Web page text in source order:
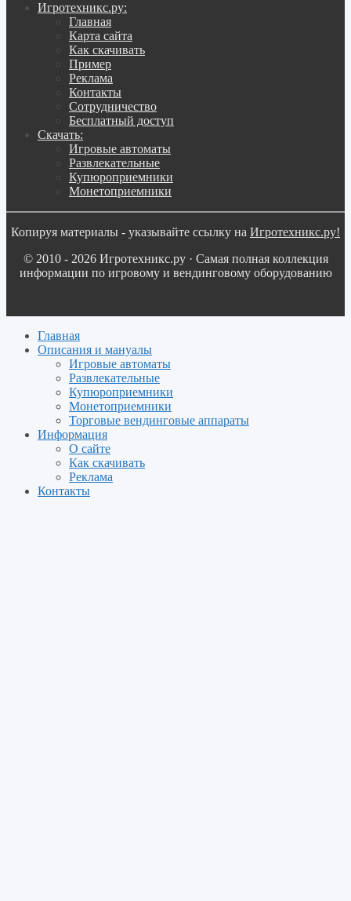
Игротехникс.ру:
Главная
Карта сайта
Как скачивать
Пример
Реклама
Контакты
Сотрудничество
Бесплатный доступ
Скачать:
Игровые автоматы
Развлекательные
Купюроприемники
Монетоприемники
Копируя материалы - указывайте ссылку на Игротехникс.ру!
© 2010 - 2026 Игротехникс.ру · Самая полная коллекция
информации по игровому и вендинговому оборудованию
Главная
Описания и мануалы
Игровые автоматы
Развлекательные
Купюроприемники
Монетоприемники
Торговые вендинговые аппараты
Информация
О сайте
Как скачивать
Реклама
Контакты